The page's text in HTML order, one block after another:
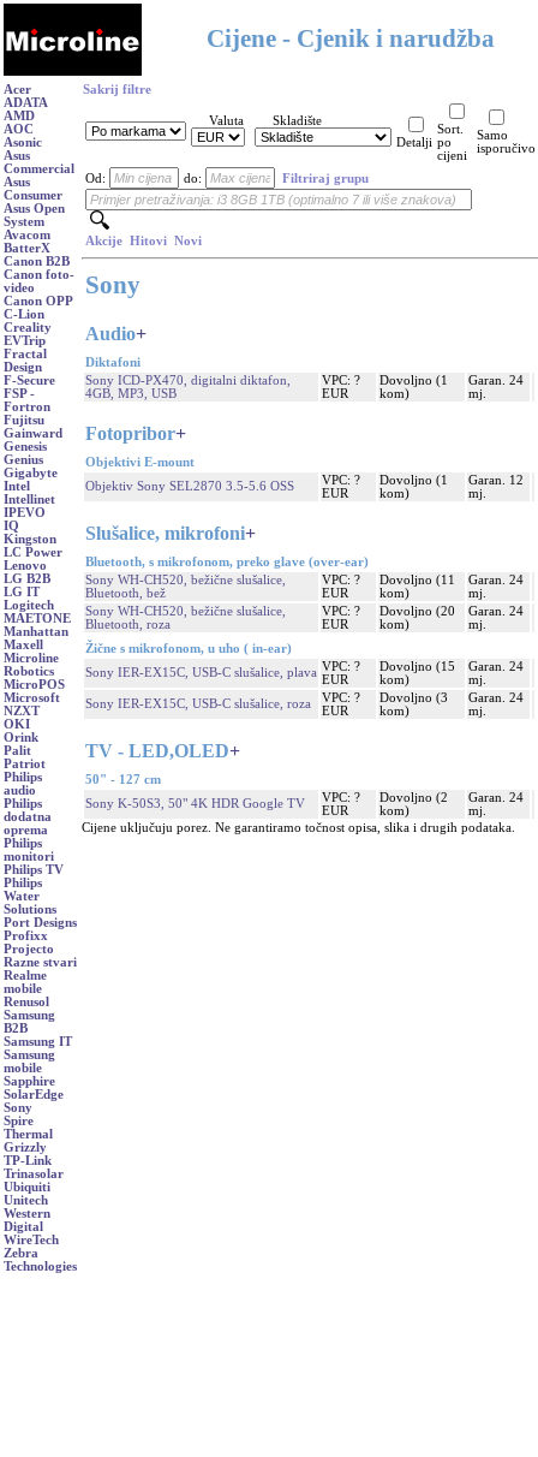
Cijene - Cjenik i narudžba
Acer
ADATA
AMD
AOC
Asonic
Asus
Commercial
Asus
Consumer
Asus Open
System
Avacom
BatterX
Canon B2B
Canon foto-
video
Canon OPP
C-Lion
Creality
EVTrip
Fractal
Design
F-Secure
FSP -
Fortron
Fujitsu
Gainward
Genesis
Genius
Gigabyte
Intel
Intellinet
IPEVO
IQ
Kingston
LC Power
Lenovo
LG B2B
LG IT
Logitech
MAETONE
Manhattan
Maxell
Microline
Robotics
MicroPOS
Microsoft
NZXT
OKI
Orink
Palit
Patriot
Philips
audio
Philips
dodatna
oprema
Philips
monitori
Philips TV
Philips
Water
Solutions
Port Designs
Profixx
Projecto
Razne stvari
Realme
mobile
Renusol
Samsung
B2B
Samsung IT
Samsung
mobile
Sapphire
SolarEdge
Sony
Spire
Thermal
Grizzly
TP-Link
Trinasolar
Ubiquiti
Unitech
Western
Digital
WireTech
Zebra
Technologies
Sakrij filtre
Valuta
Skladište
Detalji
Sort.
po
cijeni
Samo
isporučivo
Od: do: Filtriraj grupu
Akcije Hitovi Novi
Sony
Audio+
Diktafoni
Sony ICD-PX470, digitalni diktafon,
4GB, MP3, USB
VPC: ?
EUR
Dovoljno (1
kom)
Garan. 24
mj.
Fotopribor+
Objektivi E-mount
Objektiv Sony SEL2870 3.5-5.6 OSS
VPC: ?
EUR
Dovoljno (1
kom)
Garan. 12
mj.
Slušalice, mikrofoni+
Bluetooth, s mikrofonom, preko glave (over-ear)
Sony WH-CH520, bežične slušalice,
Bluetooth, bež
VPC: ?
EUR
Dovoljno (11
kom)
Garan. 24
mj.
Sony WH-CH520, bežične slušalice,
Bluetooth, roza
VPC: ?
EUR
Dovoljno (20
kom)
Garan. 24
mj.
Žične s mikrofonom, u uho ( in-ear)
Sony IER-EX15C, USB-C slušalice, plava VPC: ?
EUR
Dovoljno (15
kom)
Garan. 24
mj.
Sony IER-EX15C, USB-C slušalice, roza
VPC: ?
EUR
Dovoljno (3
kom)
Garan. 24
mj.
TV - LED,OLED+
50" - 127 cm
Sony K-50S3, 50" 4K HDR Google TV
VPC: ?
EUR
Dovoljno (2
kom)
Garan. 24
mj.
Cijene uključuju porez. Ne garantiramo točnost opisa, slika i drugih podataka.